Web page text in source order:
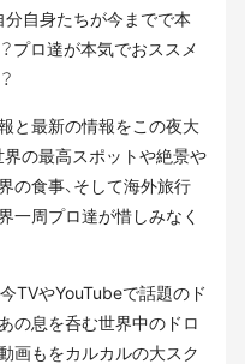
分自身たちが今までで本
プロ達が本気でおススメ
と最新の情報をこの夜大
界の最高スポットや絶景や
の食事、そして海外旅行
一周プロ達が惜しみなく
TVやYouTubeで話題のド
の息を呑む世界中のドロ
画もをカルカルの大スク